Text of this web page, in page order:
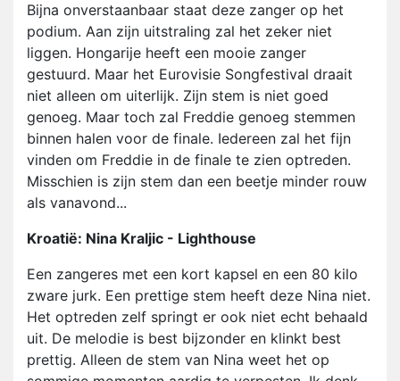
Bijna onverstaanbaar staat deze zanger op het
podium. Aan zijn uitstraling zal het zeker niet
liggen. Hongarije heeft een mooie zanger
gestuurd. Maar het Eurovisie Songfestival draait
niet alleen om uiterlijk. Zijn stem is niet goed
genoeg. Maar toch zal Freddie genoeg stemmen
binnen halen voor de finale. Iedereen zal het fijn
vinden om Freddie in de finale te zien optreden.
Misschien is zijn stem dan een beetje minder rouw
als vanavond...
Kroatië: Nina Kraljic - Lighthouse
Een zangeres met een kort kapsel en een 80 kilo
zware jurk. Een prettige stem heeft deze Nina niet.
Het optreden zelf springt er ook niet echt behaald
uit. De melodie is best bijzonder en klinkt best
prettig. Alleen de stem van Nina weet het op